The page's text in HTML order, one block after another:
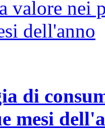
di
mesi